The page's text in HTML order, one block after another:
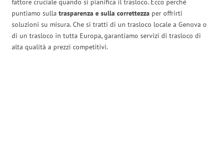
fattore cruciale quando si pianifica il trasloco. Ecco perché
puntiamo sulla trasparenza e sulla correttezza per offrirti
soluzioni su misura. Che si tratti di un trasloco locale a Genova o
di un trasloco in tutta Europa, garantiamo servizi di trasloco di
alta qualità a prezzi competitivi.